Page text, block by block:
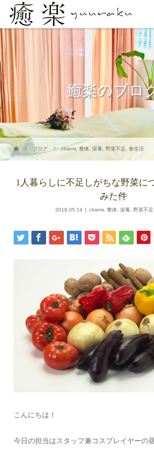
癒楽のブロ
ブログ chiemi ,整体 ,栄養 ,野菜不足 ,食生活
1人暮らしに不足しがちな野菜に
みた件
2018.05.14 chiemi 整体 栄養 野菜不足
こんにちは！
今日の担当はスタッフ兼コスプレイヤーの